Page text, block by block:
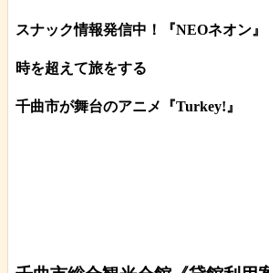
スナック情報発信中！『NEOネオン』
時を超えて旅をする
千曲市が舞台のアニメ『Turkey!』